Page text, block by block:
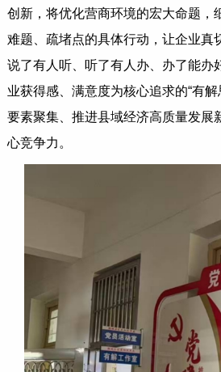
创新，将优化营商环境的宏大命题，
难题、疏堵点的具体行动，让企业真
说了有人听、听了有人办、办了能办
业获得感、满意度为核心追求的“有
要素聚集、推进县域经济高质量发展
心竞争力。